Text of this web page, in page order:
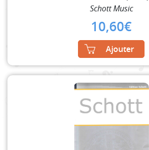
Schott Music
10,60€
Ajouter